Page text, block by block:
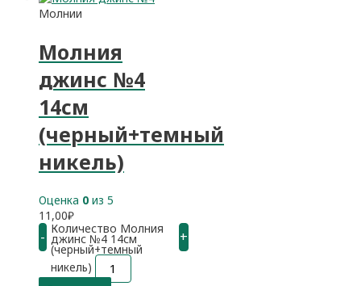
Молнии
Молния
джинс №4
14см
(черный+темный
никель)
Оценка 0 из 5
11,00₽
- Количество Молния
джинс №4 14см
(черный+темный
никель)
+